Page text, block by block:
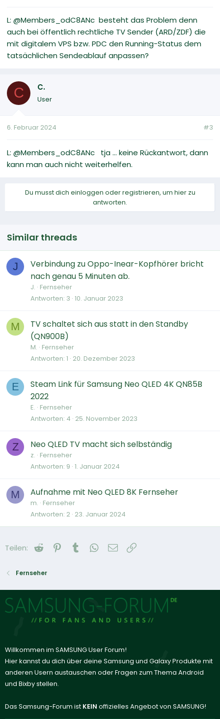
L: @Members_odC8ANc besteht das Problem denn
auch bei öffentlich rechtliche TV Sender (ARD/ZDF) die
mit digitalem VPS bzw. PDC den Running-Status dem
tatsächlichen Sendeablauf anpassen?
C C.
User
6. Februar 2024 #3
L: @Members_odC8ANc tja ... keine Rückantwort, dann
kann man auch nicht weiterhelfen.
Du musst dich einloggen oder registrieren, um hier zu
antworten.
Similar threads
J
Verbindung zu Oppo-Inear-Kopfhörer bricht
nach genau 5 Minuten ab.
J. Fernseher
Antworten 3 10. Januar 2023
M
TV schaltet sich aus statt in den Standby
(QN900B)
M. Fernseher
Antworten 1 20. Dezember 2023
E
Steam Link für Samsung Neo QLED 4K QN85B
2022
E. Fernseher
Antworten 4 25. November 2023
Z Neo QLED TV macht sich selbständig
z. Fernseher
Antworten 9 1. Januar 2024
M Aufnahme mit Neo QLED 8K Fernseher
m. Fernseher
Antworten 2 23. Januar 2024
Teilen: Reddit Pinterest
Tumblr WhatsApp
E-Mail
Fernseher
Willkommen im SAMSUNG User Forum!
Hier kannst du dich über deine Samsung und Galaxy Produkte mit
anderen Usern austauschen oder Fragen zum Thema Android
und Bixby stellen.
Das Samsung-Forum ist KEIN offizielles Angebot von SAMSUNG!